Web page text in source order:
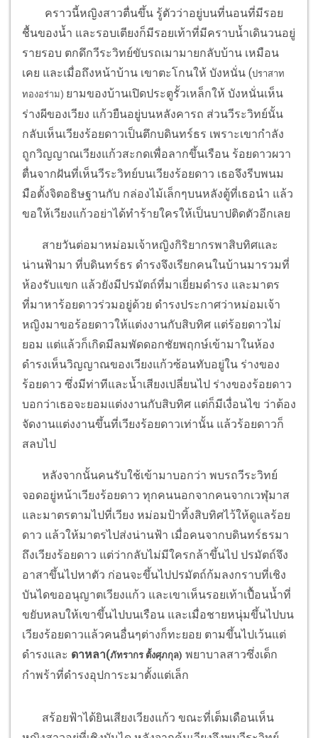
คราวนี้หญิงสาวตื่นขึ้น รู้ตัวว่าอยู่บนที่นอนที่มีรอย
ชื้นของน้ำ และรอบเตียงก็มีรอยเท้าที่มีคราบน้ำเดินวนอยู่
รายรอบ ตกดึกวีระวิทย์ขับรถเมามายกลับบ้าน เหมือน
เคย และเมื่อถึงหน้าบ้าน เขาตะโกนให้ บังหนั่น (ปราสาท
ทองอร่าม) ยามของบ้านเปิดประตูรั้วเหล็กให้ บังหนั่นเห็น
ร่างผีของเวียง แก้วยืนอยู่บนหลังคารถ ส่วนวีระวิทย์นั้น
กลับเห็นเวียงร้อยดาวเป็นตึกบดินทร์ธร เพราะเขากำลัง
ถูกวิญญาณเวียงแก้วสะกดเพื่อลากขึ้นเรือน ร้อยดาวผวา
ตื่นจากฝันที่เห็นวีระวิทย์บนเวียงร้อยดาว เธอจึงรีบพนม
มือตั้งจิตอธิษฐานกับ กล่องไม้เล็กๆบนหลังตู้ที่เธอนำ แล้ว
ขอให้เวียงแก้วอย่าได้ทำร้ายใครให้เป็นบาปติดตัวอีกเลย
สายวันต่อมาหม่อมเจ้าหญิงกิริยากรพาสิบทิศและ
น่านฟ้ามา ที่บดินทร์ธร ดำรงจึงเรียกคนในบ้านมารวมที่
ห้องรับแขก แล้วยังมีปรมัตถ์ที่มาเยี่ยมดำรง และมาตร
ที่มาหาร้อยดาวร่วมอยู่ด้วย ดำรงประกาศว่าหม่อมเจ้า
หญิงมาขอร้อยดาวให้แต่งงานกับสิบทิศ แต่ร้อยดาวไม่
ยอม แต่แล้วก็เกิดมีลมพัดดอกชัยพฤกษ์เข้ามาในห้อง
ดำรงเห็นวิญญาณของเวียงแก้วซ้อนทับอยู่ใน ร่างของ
ร้อยดาว ซึ่งมีท่าทีและน้ำเสียงเปลี่ยนไป ร่างของร้อยดาว
บอกว่าเธอจะยอมแต่งงานกับสิบทิศ แต่ก็มีเงื่อนไข ว่าต้อง
จัดงานแต่งงานขึ้นที่เวียงร้อยดาวเท่านั้น แล้วร้อยดาวก็
สลบไป
หลังจากนั้นคนรับใช้เข้ามาบอกว่า พบรถวีระวิทย์
จอดอยู่หน้าเวียงร้อยดาว ทุกคนนอกจากคนจากเวฬุมาส
และมาตรตามไปที่เวียง หม่อมป้าทิ้งสิบทิศไว้ให้ดูแลร้อย
ดาว แล้วให้มาตรไปส่งน่านฟ้า เมื่อคนจากบดินทร์ธรมา
ถึงเวียงร้อยดาว แต่ว่ากลับไม่มีใครกล้าขึ้นไป ปรมัตถ์จึง
อาสาขึ้นไปหาตัว ก่อนจะขึ้นไปปรมัตถ์ก้มลงกราบที่เชิง
บันไดขออนุญาตเวียงแก้ว และเขาเห็นรอยเท้าเปื้อนน้ำที่
ขยับหลบให้เขาขึ้นไปบนเรือน และเมื่อชายหนุ่มขึ้นไปบน
เวียงร้อยดาวแล้วคนอื่นๆต่างก็ทะยอย ตามขึ้นไปเว้นแต่
ดำรงและ ดาหลา(ภัทรากร ตั้งศุภกุล) พยาบาลสาวซึ่งเด็ก
กำพร้าที่ดำรงอุปการะมาตั้งแต่เล็ก
สร้อยฟ้าได้ยินเสียงเวียงแก้ว ขณะที่เต็มเดือนเห็น